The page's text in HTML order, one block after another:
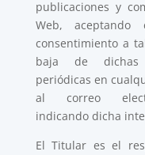
publicaciones y
Web, aceptando
consentimiento a
baja de dichas
periódicas en
al correo
indicando dicha
El Titular es el